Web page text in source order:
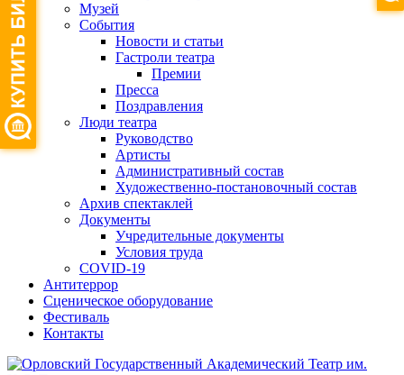
Музей
События
Новости и статьи
Гастроли театра
Премии
Пресса
Поздравления
Люди театра
Руководство
Артисты
Административный состав
Художественно-постановочный состав
Архив спектаклей
Документы
Учредительные документы
Условия труда
COVID-19
Антитеррор
Сценическое оборудование
Фестиваль
Контакты